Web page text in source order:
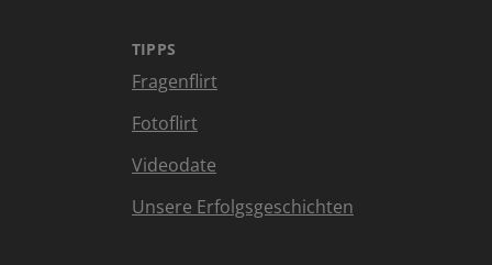
TIPPS
Fragenflirt
Fotoflirt
Videodate
Unsere Erfolgsgeschichten